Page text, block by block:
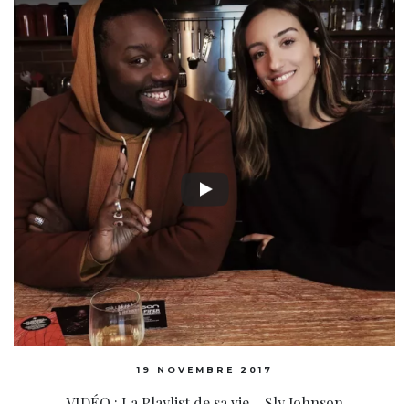
19 NOVEMBRE 2017